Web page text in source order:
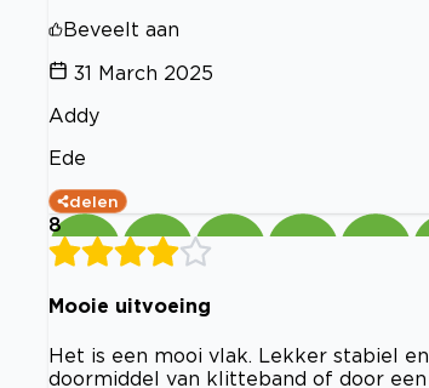
Beveelt aan
31 March 2025
Addy
Ede
delen
8
Mooie uitvoeing
Het is een mooi vlak. Lekker stabiel
doormiddel van klitteband of door